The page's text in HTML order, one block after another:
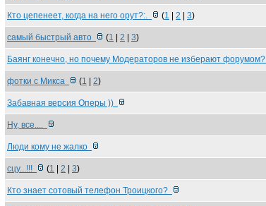
Кто цепенеет, когда на него орут?:. (1 2 3)
самый быстрый авто (1 2 3)
Баянг конечно, но почему Модераторов не изберают форумом?
фотки с Микса (1 2)
Забавная версия Оперы ))
Ну, все....
Люди кому не жалко
сцу...!!! (1 2 3)
Кто знает сотовый телефон Троицкого?